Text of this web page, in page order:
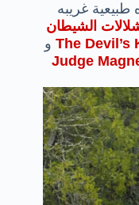
غريبه
الشيطان
The Devil’s و
Judge